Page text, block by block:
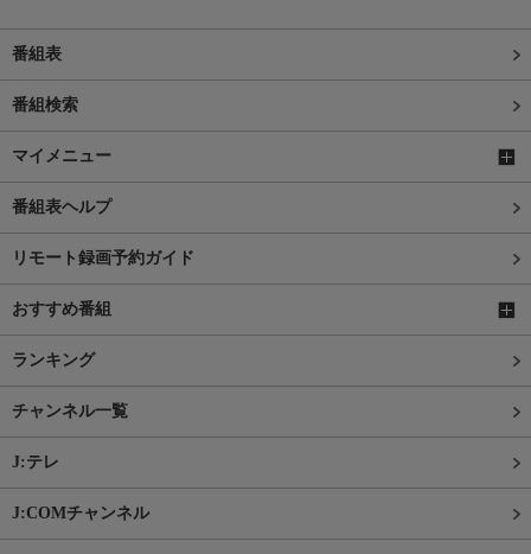
番組表
番組検索
マイメニュー
番組表ヘルプ
リモート録画予約ガイド
おすすめ番組
ランキング
チャンネル一覧
J:テレ
J:COMチャンネル